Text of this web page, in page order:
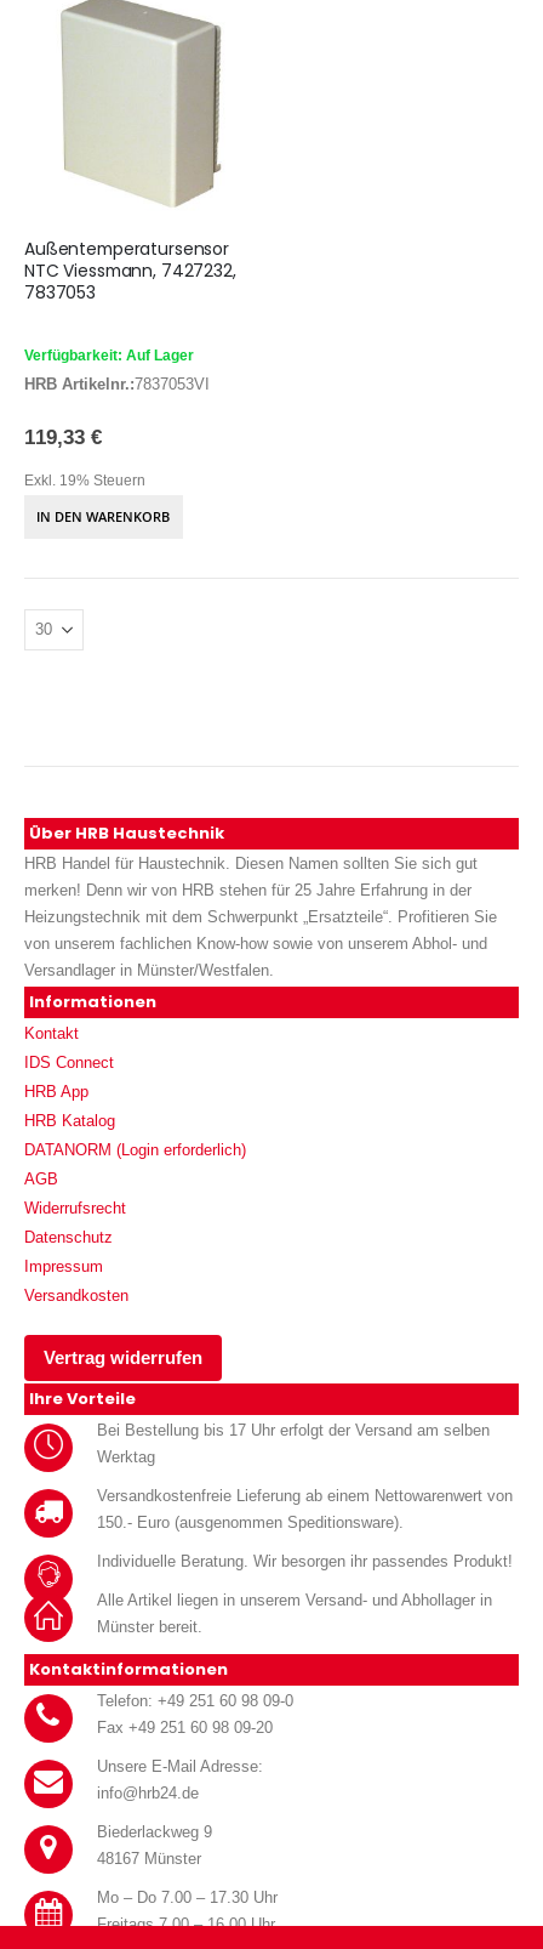
Außentemperatursensor
NTC Viessmann, 7427232,
7837053
Verfügbarkeit: Auf Lager
HRB Artikelnr.:7837053VI
119,33 €
Exkl. 19% Steuern
IN DEN WARENKORB
Über HRB Haustechnik
HRB Handel für Haustechnik. Diesen Namen sollten Sie sich gut
merken! Denn wir von HRB stehen für 25 Jahre Erfahrung in der
Heizungstechnik mit dem Schwerpunkt „Ersatzteile“. Profitieren Sie
von unserem fachlichen Know-how sowie von unserem Abhol- und
Versandlager in Münster/Westfalen.
Informationen
Kontakt
IDS Connect
HRB App
HRB Katalog
DATANORM (Login erforderlich)
AGB
Widerrufsrecht
Datenschutz
Impressum
Versandkosten
Vertrag widerrufen
Ihre Vorteile
Bei Bestellung bis 17 Uhr erfolgt der Versand am selben
Werktag
Versandkostenfreie Lieferung ab einem Nettowarenwert von
150.- Euro (ausgenommen Speditionsware).
Individuelle Beratung. Wir besorgen ihr passendes Produkt!
Alle Artikel liegen in unserem Versand- und Abhollager in
Münster bereit.
Kontaktinformationen
Telefon: +49 251 60 98 09-0
Fax +49 251 60 98 09-20
Unsere E-Mail Adresse:
info@hrb24.de
Biederlackweg 9
48167 Münster
Mo – Do 7.00 – 17.30 Uhr
Freitags 7.00 – 16.00 Uhr